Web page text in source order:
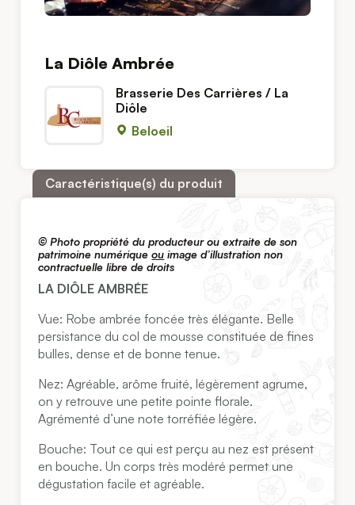
La Diôle Ambrée
Brasserie Des Carrières / La
Diôle
Beloeil
Caractéristique(s) du produit
© Photo propriété du producteur ou extraite de son
patrimoine numériqueou image d’illustration non
contractuelle libre de droits
LA DIÔLE AMBRÉE
Vue: Robe ambrée foncée très élégante. Belle
persistance du col de mousse constituée de fines
bulles, dense et de bonne tenue.
Nez: Agréable, arôme fruité, légèrement agrume,
on y retrouve une petite pointe florale.
Agrémenté d’une note torréfiée légère.
Bouche: Tout ce qui est perçu au nez est présent
en bouche. Un corps très modéré permet une
dégustation facile et agréable.